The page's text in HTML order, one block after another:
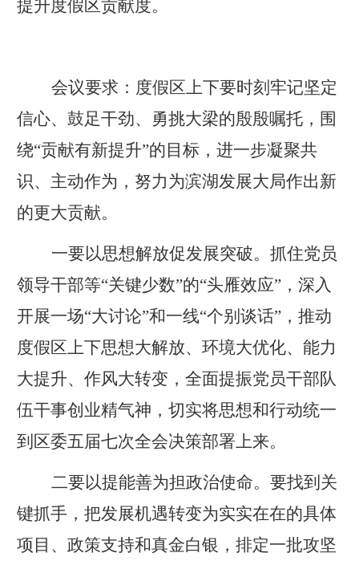
提升度假区贡献度。
会议要求 ： 度假区上下要时刻牢记坚定
信心、鼓足干劲、勇挑大梁的殷殷嘱托，围
绕“贡献有新提升”的目标，进一步凝聚共
识、主动作为，努力为滨湖发展大局作出新
的更大贡献。
一要以思想解放促发展突破。抓住党员
领导干部等“关键少数”的“头雁效应”，深入
开展一场“大讨论”和一线“个别谈话”，推动
度假区上下思想大解放、环境大优化、能力
大提升、作风大转变，全面提振党员干部队
伍干事创业精气神，切实将思想和行动统一
到区委五届七次全会决策部署上来。
二要以提能善为担政治使命。要找到关
键抓手，把发展机遇转变为实实在在的具体
项目、政策支持和真金白银，排定一批攻坚